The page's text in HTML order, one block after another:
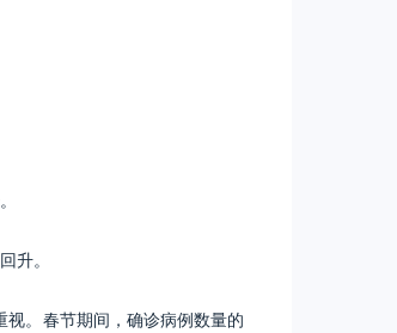
升。
。春节期间，确诊病例数量的